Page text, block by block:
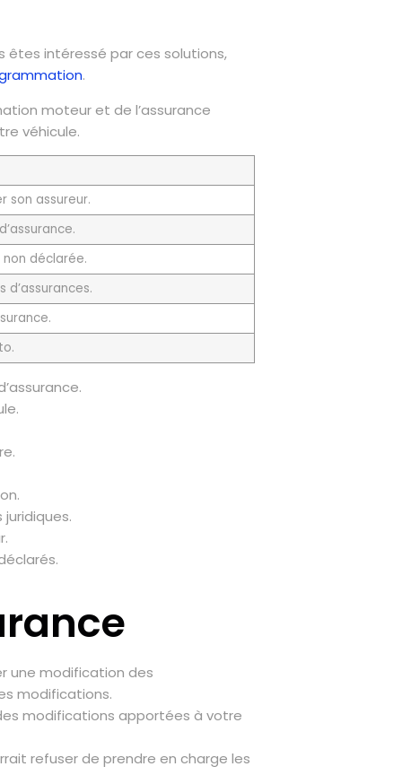
êtes intéressé par ces solutions,
.
moteur et de l’assurance
véhicule.
son assureur.
déclarée.
une modification des
modifications.
modifications apportées à votre
refuser de prendre en charge les